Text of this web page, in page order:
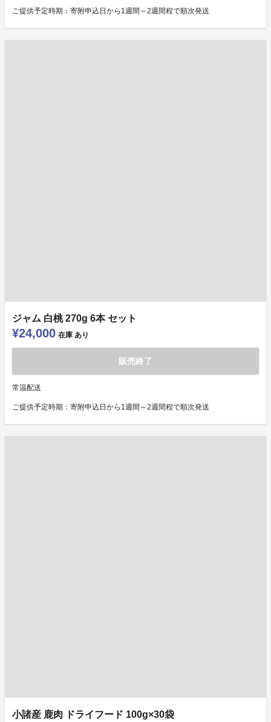
ご提供予定時期：寄附申込日から1週間～2週間程で順次発送
ジャム 白桃 270g 6本 セット
¥24,000 在庫 あり
販売終了
常温配送
ご提供予定時期：寄附申込日から1週間～2週間程で順次発送
小諸産 鹿肉 ドライフード 100g×30袋